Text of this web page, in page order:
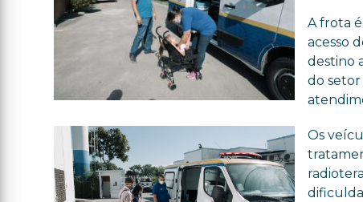
A frota
acesso
destino
do
Os